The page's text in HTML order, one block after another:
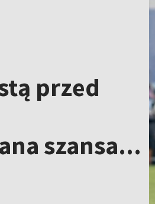
przed
szansa...